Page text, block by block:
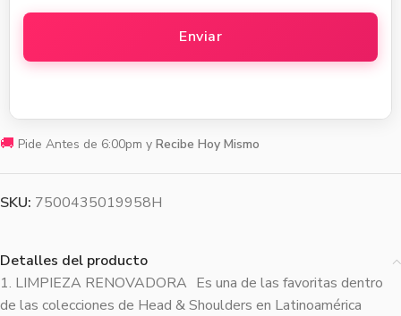
🚚 Pide Antes de 6:00pm y Recibe Hoy Mismo
SKU: 7500435019958H
Detalles del producto
1. LIMPIEZA RENOVADORA Es una de las favoritas dentro
de las colecciones de Head & Shoulders en Latinoamérica